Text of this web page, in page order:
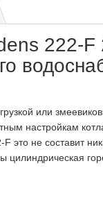
222-
или
настройкам
не составит
цилиндрическая